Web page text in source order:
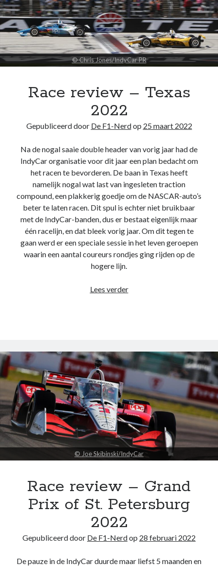
© Chris Jones/IndyCar PR
Race review – Texas
2022
Gepubliceerd door De F1-Nerdop 25 maart 2022
Na de nogal saaie double header van vorig jaar had de
IndyCar organisatie voor dit jaar een plan bedacht om
het racen te bevorderen. De baan in Texas heeft
namelijk nogal wat last van ingesleten traction
compound, een plakkerig goedje om de NASCAR-auto’s
beter te laten racen. Dit spul is echter niet bruikbaar
met de IndyCar-banden, dus er bestaat eigenlijk maar
één racelijn, en dat bleek vorig jaar. Om dit tegen te
gaan werd er een speciale sessie in het leven geroepen
waarin een aantal coureurs rondjes ging rijden op de
hogere lijn.
Lees verderRace
© Joe Skibinski/IndyCar
Race review – Grand
Prix of St. Petersburg
2022
Gepubliceerd door De F1-Nerdop 28 februari 2022
De pauze in de IndyCar duurde maar liefst 5 maanden en
Noodzakelijk
noodzakelijk
om de website
te laten
werken.
Statistieken
cookies
worden
gebruikt om
het gebruik
website in
kaart te
brengen. Als
je deze
cookies
weigert
surfgedrag
worden gebruikt om
de website zo
gebruiksvriendelijk
mogelijk te laten
functioneren. Indien
je deze cookies
weigert kan het zijn
dat je bepaalde
inhoud van de
website niet meer
kunt gebruiken.